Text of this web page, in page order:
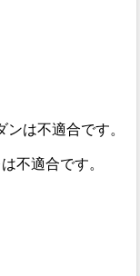
は不適合です。
不適合です。